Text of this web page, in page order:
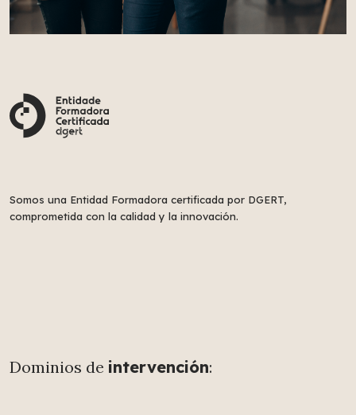
Somos una Entidad Formadora certificada por DGERT,
comprometida con la calidad y la innovación.
Dominios de intervención: